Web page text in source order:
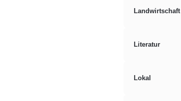
Landwirtschaft
Literatur
Lokal